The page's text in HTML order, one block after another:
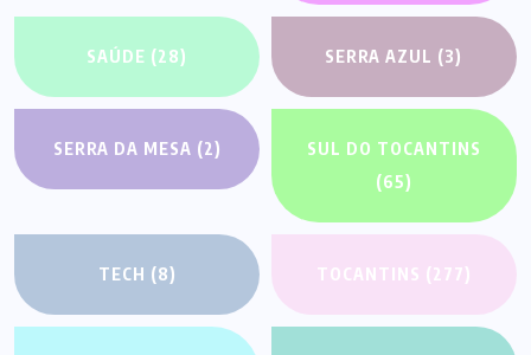
SAÚDE (28) SERRA AZUL (3)
SERRA DA MESA (2)
SUL DO TOCANTINS
(65)
TECH (8) TOCANTINS (277)